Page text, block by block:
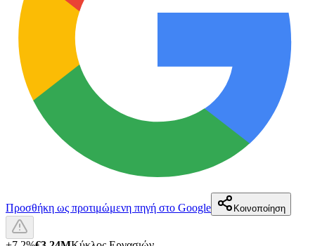
Προσθήκη ως προτιμώμενη πηγή στο Google Κοινοποίηση